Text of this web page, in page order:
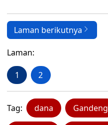
Laman berikutnya
Laman:
1 2
Tag: dana Gandeng